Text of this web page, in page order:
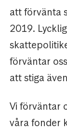
att förvänta
2019.
förväntar
att stiga
Vi förväntar
våra fonder